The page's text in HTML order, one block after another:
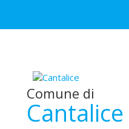
Comune di
Cantalice